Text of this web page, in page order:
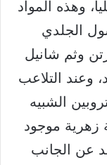
وهذه المواد
الجلدي
وثم شانيل
وعند التلاعب
الشبيه
زهرية موجود
عن الجانب